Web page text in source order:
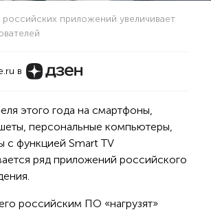
российских приложений увеличивает
в
этого года на смартфоны,
персональные компьютеры,
с функцией Smart TV
ряд приложений российского
российским ПО «нагрузят»